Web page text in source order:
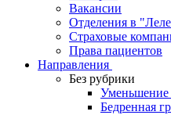
Вакансии
Отделения в
Страховые
Права пациентов
Направления
Без рубрики
Уменьшение
Бедренная